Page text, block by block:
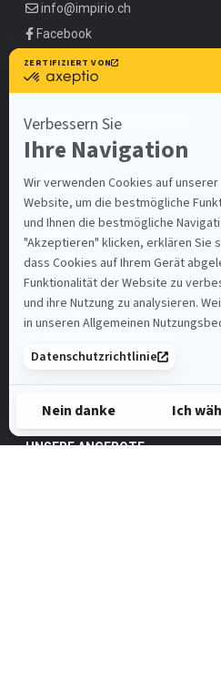
info@impirio.ch
Facebook
Instagram
Linkedin
UNSERE ANGEBOTE UNTER
Zürich
Basel-Stadt
Bern
Luzern
St. Gallen
Mein Benutzerkonto
Nutzungsbedingungen
SAMSIC-EMPLOI.CH
SAMSIC.FR
Spontanbewerbung
UNSERE ANGEBOTE